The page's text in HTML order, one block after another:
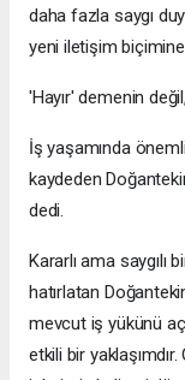
daha fazla saygı
yeni iletişim
'Hayır' demenin
İş yaşamında önemli
kaydeden
dedi.
Kararlı ama saygılı
hatırlatan
mevcut iş yükünü
etkili bir